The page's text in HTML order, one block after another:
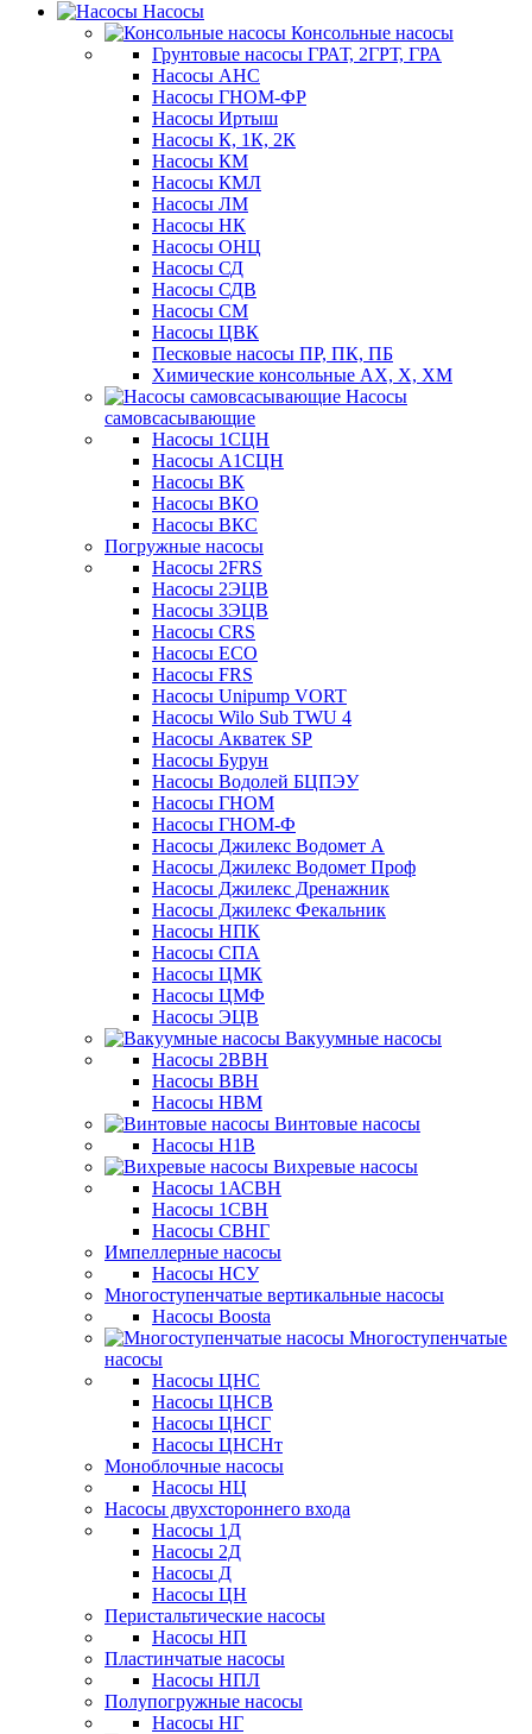
Насосы
Консольные насосы
Грунтовые насосы ГРАТ, 2ГРТ, ГРА
Насосы АНС
Насосы ГНОМ-ФР
Насосы Иртыш
Насосы К, 1К, 2К
Насосы КМ
Насосы КМЛ
Насосы ЛМ
Насосы НК
Насосы ОНЦ
Насосы СД
Насосы СДВ
Насосы СМ
Насосы ЦВК
Песковые насосы ПР, ПК, ПБ
Химические консольные АХ, Х, ХМ
Насосы
самовсасывающие
Насосы 1СЦН
Насосы А1СЦН
Насосы ВК
Насосы ВКО
Насосы ВКС
Погружные насосы
Насосы 2FRS
Насосы 2ЭЦВ
Насосы 3ЭЦВ
Насосы CRS
Насосы ECO
Насосы FRS
Насосы Unipump VORT
Насосы Wilo Sub TWU 4
Насосы Акватек SP
Насосы Бурун
Насосы Водолей БЦПЭУ
Насосы ГНОМ
Насосы ГНОМ-Ф
Насосы Джилекс Водомет А
Насосы Джилекс Водомет Проф
Насосы Джилекс Дренажник
Насосы Джилекс Фекальник
Насосы НПК
Насосы СПА
Насосы ЦМК
Насосы ЦМФ
Насосы ЭЦВ
Вакуумные насосы
Насосы 2ВВН
Насосы ВВН
Насосы НВМ
Винтовые насосы
Насосы Н1В
Вихревые насосы
Насосы 1АСВН
Насосы 1СВН
Насосы СВНГ
Импеллерные насосы
Насосы НСУ
Многоступенчатые вертикальные насосы
Насосы Boosta
Многоступенчатые
насосы
Насосы ЦНС
Насосы ЦНСВ
Насосы ЦНСГ
Насосы ЦНСНт
Моноблочные насосы
Насосы НЦ
Насосы двухстороннего входа
Насосы 1Д
Насосы 2Д
Насосы Д
Насосы ЦН
Перистальтические насосы
Насосы НП
Пластинчатые насосы
Насосы НПЛ
Полупогружные насосы
Насосы НГ